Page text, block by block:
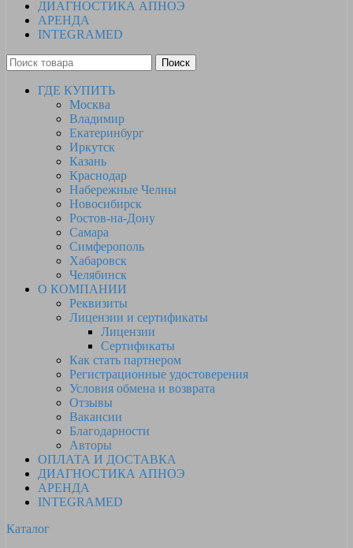
ДИАГНОСТИКА АПНОЭ
АРЕНДА
INTEGRAMED
Поиск
ГДЕ КУПИТЬ
Москва
Владимир
Екатеринбург
Иркутск
Казань
Краснодар
Набережные Челны
Новосибирск
Ростов-на-Дону
Самара
Симферополь
Хабаровск
Челябинск
О КОМПАНИИ
Реквизиты
Лицензии и сертификаты
Лицензии
Сертификаты
Как стать партнером
Регистрационные удостоверения
Условия обмена и возврата
Отзывы
Вакансии
Благодарности
Авторы
ОПЛАТА И ДОСТАВКА
ДИАГНОСТИКА АПНОЭ
АРЕНДА
INTEGRAMED
Каталог